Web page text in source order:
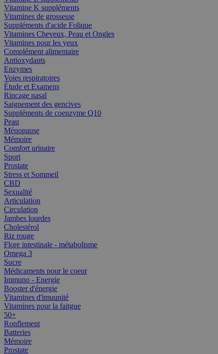
Vitamine K suppléments
Vitamines de grossesse
Suppléments d'acide Folique
Vitamines Cheveux, Peau et Ongles
Vitamines pour les yeux
Complément alimentaire
Antioxydants
Enzymes
Voies respiratoires
Étude et Examens
Rincage nasal
Saignement des gencives
Suppléments de coenzyme Q10
Peau
Ménopause
Mémoire
Comfort urinaire
Sport
Prostate
Stress et Sommeil
CBD
Sexualité
Articulation
Circulation
Jambes lourdes
Cholestérol
Riz rouge
Flore intestinale - métabolisme
Omega 3
Sucre
Médicaments pour le coeur
Immuno - Energie
Booster d'énergie
Vitamines d'imuunité
Vitamines pour la faitgue
50+
Ronflement
Batteries
Mémoire
Prostate